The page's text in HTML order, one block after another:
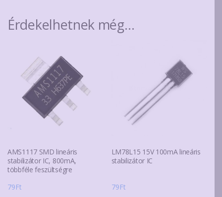
Érdekelhetnek még…
AMS1117 SMD lineáris
stabilizátor IC, 800mA,
többféle feszültségre
79Ft
LM78L15 15V 100mA lineáris
stabilizátor IC
79Ft